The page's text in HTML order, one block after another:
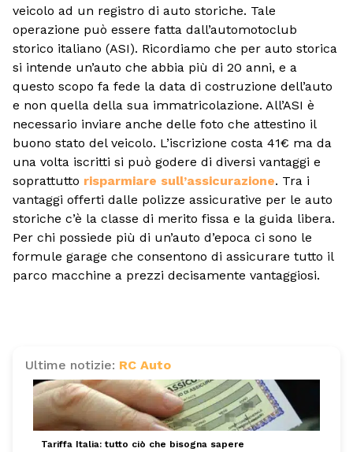
veicolo ad un registro di auto storiche. Tale
operazione può essere fatta dall’automotoclub
storico italiano (ASI). Ricordiamo che per auto storica
si intende un’auto che abbia più di 20 anni, e a
questo scopo fa fede la data di costruzione dell’auto
e non quella della sua immatricolazione. All’ASI è
necessario inviare anche delle foto che attestino il
buono stato del veicolo. L’iscrizione costa 41€ ma da
una volta iscritti si può godere di diversi vantaggi e
soprattutto risparmiare sull’assicurazione. Tra i
vantaggi offerti dalle polizze assicurative per le auto
storiche c’è la classe di merito fissa e la guida libera.
Per chi possiede più di un’auto d’epoca ci sono le
formule garage che consentono di assicurare tutto il
parco macchine a prezzi decisamente vantaggiosi.
Ultime notizie: RC Auto
Tariffa Italia: tutto ciò che bisogna sapere